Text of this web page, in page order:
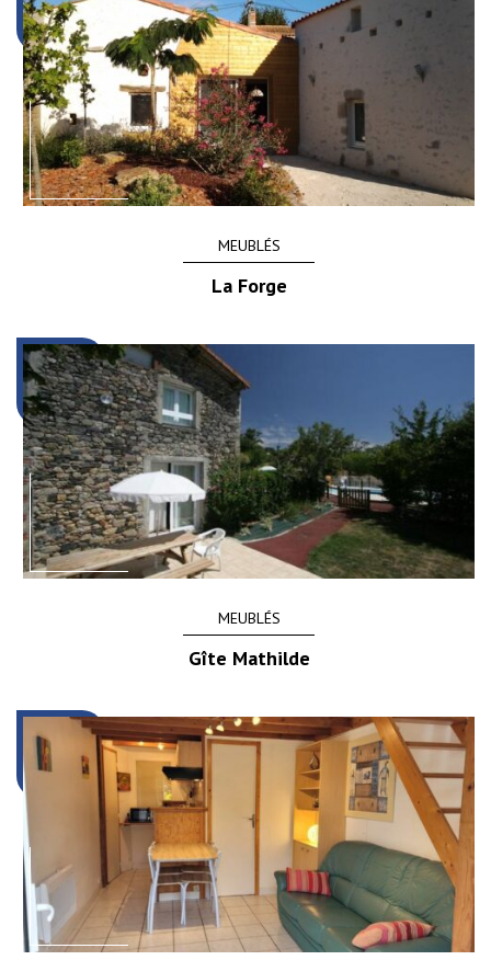
MEUBLÉS
La Forge
MEUBLÉS
Gîte Mathilde